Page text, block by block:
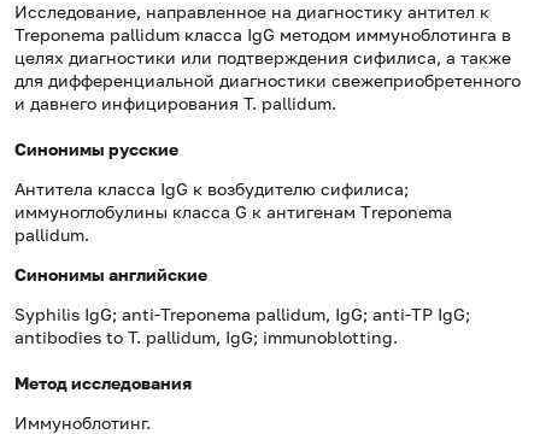
Исследование, направленное на диагностику антител к
Treponema pallidum класса IgG методом иммуноблотинга в
целях диагностики или подтверждения сифилиса, а также
для дифференциальной диагностики свежеприобретенного
и давнего инфицирования T. рallidum.
Синонимы русские
Антитела класса IgG к возбудителю сифилиса;
иммуноглобулины класса G к антигенам Тreponema
pallidum.
Синонимы английские
Syphilis IgG; anti-Treponema pallidum, IgG; anti-TP IgG;
antibodies to Т. pallidum, IgG; immunoblotting.
Метод исследования
Иммуноблотинг.